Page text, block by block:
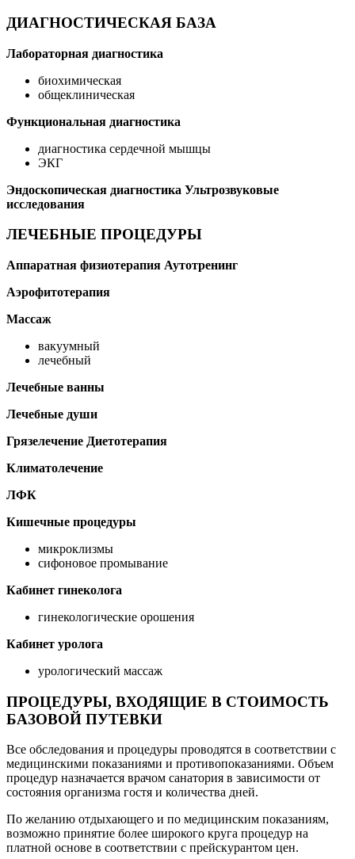
ДИАГНОСТИЧЕСКАЯ БАЗА
Лабораторная диагностика
биохимическая
общеклиническая
Функциональная диагностика
диагностика сердечной мышцы
ЭКГ
Эндоскопическая диагностика Ультрозвуковые
исследования
ЛЕЧЕБНЫЕ ПРОЦЕДУРЫ
Аппаратная физиотерапия Аутотренинг
Аэрофитотерапия
Массаж
вакуумный
лечебный
Лечебные ванны
Лечебные души
Грязелечение Диетотерапия
Климатолечение
ЛФК
Кишечные процедуры
микроклизмы
сифоновое промывание
Кабинет гинеколога
гинекологические орошения
Кабинет уролога
урологический массаж
ПРОЦЕДУРЫ, ВХОДЯЩИЕ В СТОИМОСТЬ
БАЗОВОЙ ПУТЕВКИ
Все обследования и процедуры проводятся в соответствии с
медицинскими показаниями и противопоказаниями. Объем
процедур назначается врачом санатория в зависимости от
состояния организма гостя и количества дней.
По желанию отдыхающего и по медицинским показаниям,
возможно принятие более широкого круга процедур на
платной основе в соответствии с прейскурантом цен.